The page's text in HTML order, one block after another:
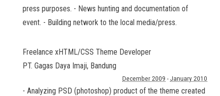
press purposes. - News hunting and documentation of
event. - Building network to the local media/press.
Freelance xHTML/CSS Theme Developer
PT. Gagas Daya Imaji, Bandung
December 2009 - January 2010
- Analyzing PSD (photoshop) product of the theme created